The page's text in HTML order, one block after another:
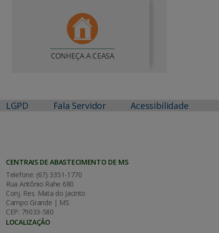
LGPD Fala Servidor Acessibilidade
CENTRAIS DE ABASTECIMENTO DE MS
Telefone: (67) 3351-1770
Rua Antônio Rahe 680
Conj. Res. Mata do Jacinto
Campo Grande | MS
CEP: 79033-580
LOCALIZAÇÃO